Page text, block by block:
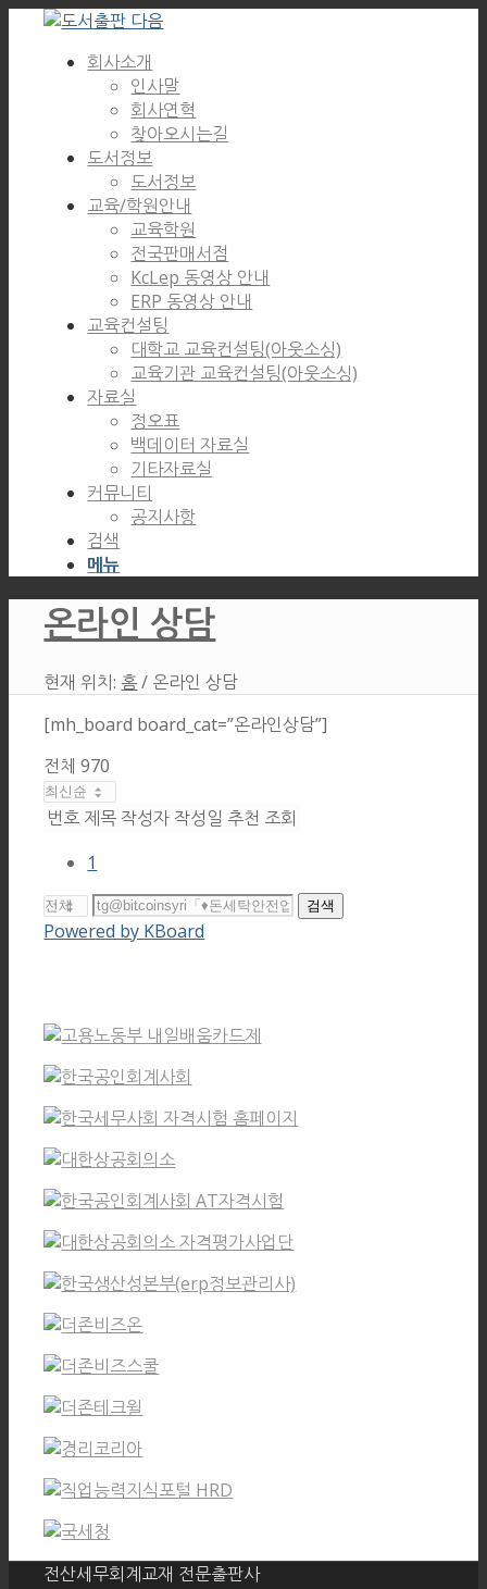
회사소개
인사말
회사연혁
찾아오시는길
도서정보
도서정보
교육/학원안내
교육학원
전국판매서점
KcLep 동영상 안내
ERP 동영상 안내
교육컨설팅
대학교 교육컨설팅(아웃소싱)
교육기관 교육컨설팅(아웃소싱)
자료실
정오표
백데이터 자료실
기타자료실
커뮤니티
공지사항
검색
메뉴
온라인 상담
현재 위치: 홈 / 온라인 상담
[mh_board board_cat=”온라인상담”]
전체 970
번호 제목 작성자 작성일 추천 조회
1
검색
Powered by KBoard
전산세무회계교재 전문출판사